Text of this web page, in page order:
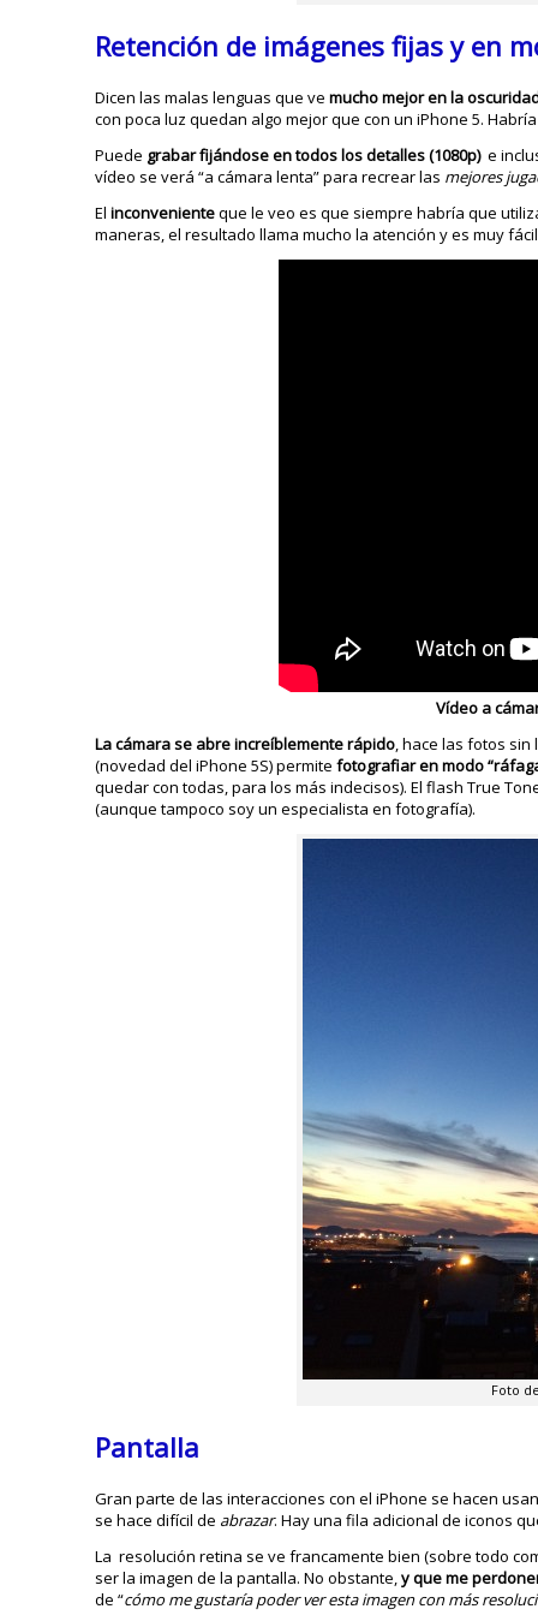
Retención de imágenes fijas y en
Dicen las malas lenguas que vemucho mejor en la
con poca luz quedan algo mejor que con un iPhone 5.
Puede grabar fijándose en todos los detalles (1080p)e
vídeo se verá “a cámara lenta” para recrear las mejores
Elinconvenienteque le veo es que siempre habría que
maneras, el resultado llama mucho la atención y es muy
Vídeo a
La cámara se abre increíblemente rápido, hace las fotos
(novedad del iPhone 5S) permitefotografiar en modo
quedar con todas, para los más indecisos). El flash True
(aunque tampoco soy un especialista en fotografía).
Foto
Pantalla
Gran parte de las interacciones con el iPhone se hacen
se hace difícil de abrazar. Hay una fila adicional de iconos
La resolución retina se ve francamente bien (sobre todo
ser la imagen de la pantalla. No obstante,y que me
de “cómo me gustaría poder ver esta imagen con más